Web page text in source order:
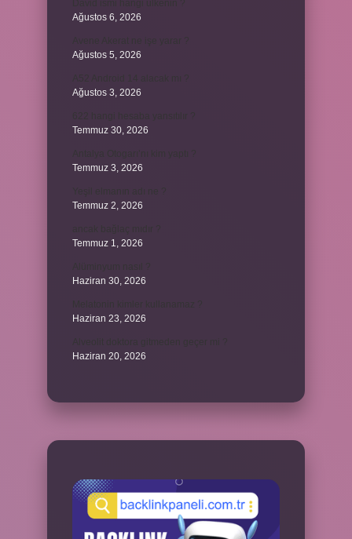
Ağustos 6, 2026
Ağustos 5, 2026
Ağustos 3, 2026
Temmuz 30, 2026
Temmuz 3, 2026
Temmuz 2, 2026
Temmuz 1, 2026
Haziran 30, 2026
Haziran 23, 2026
Haziran 20, 2026